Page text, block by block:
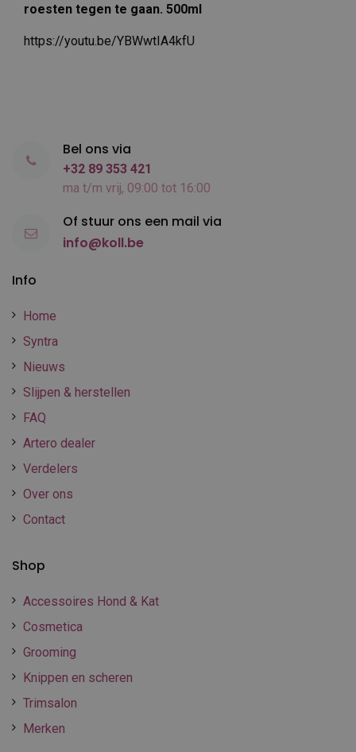
roesten tegen te gaan. 500ml
https://youtu.be/YBWwtIA4kfU
Info
Home
Syntra
Nieuws
Slijpen & herstellen
FAQ
Artero dealer
Verdelers
Over ons
Contact
Shop
Accessoires Hond & Kat
Cosmetica
Grooming
Knippen en scheren
Trimsalon
Merken
Bel ons via
+32 89 353 421
ma t/m vrij, 09:00 tot 16:00
Of stuur ons een mail via
info@koll.be